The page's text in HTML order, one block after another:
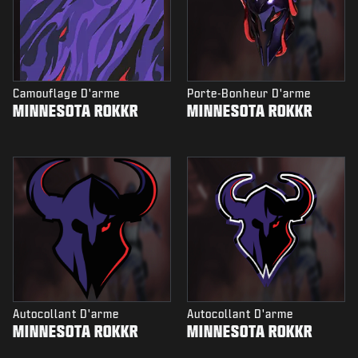
Camouflage D'arme
MINNESOTA ROKKR
Porte-Bonheur D'arme
MINNESOTA ROKKR
Autocollant D'arme
MINNESOTA ROKKR
Autocollant D'arme
MINNESOTA ROKKR